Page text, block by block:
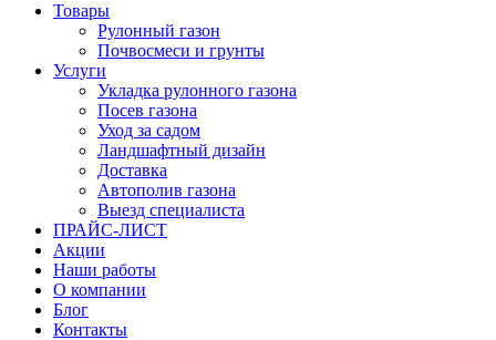
Товары
Рулонный газон
Почвосмеси и грунты
Услуги
Укладка рулонного газона
Посев газона
Уход за садом
Ландшафтный дизайн
Доставка
Автополив газона
Выезд специалиста
ПРАЙС-ЛИСТ
Акции
Наши работы
О компании
Блог
Контакты